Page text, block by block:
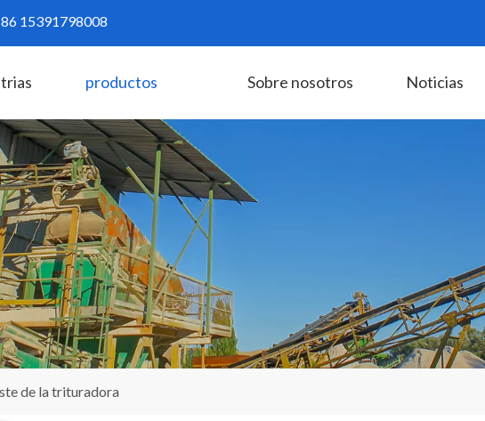
15391798008
productos Sobre nosotros Noticias
de la trituradora